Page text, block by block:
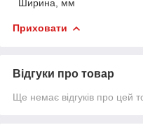
Ширина, мм
Приховати
Відгуки про товар
Ще немає відгуків про цей